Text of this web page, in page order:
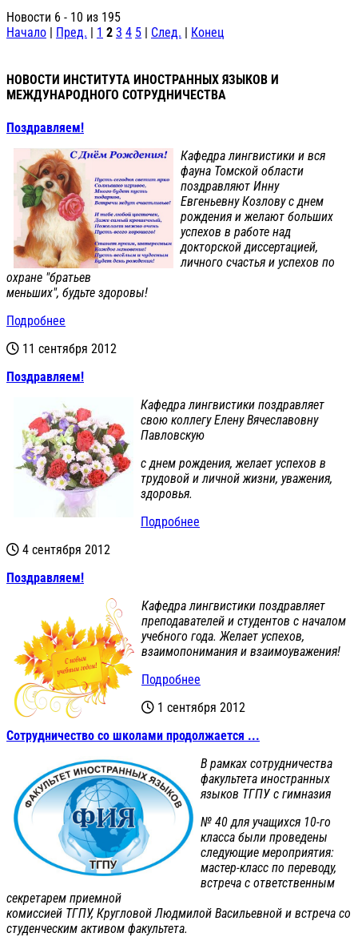
Новости 6 - 10 из 195
Начало | Пред. | 1 2 3 4 5 | След. | Конец
НОВОСТИ ИНСТИТУТА ИНОСТРАННЫХ ЯЗЫКОВ И
МЕЖДУНАРОДНОГО СОТРУДНИЧЕСТВА
Поздравляем!
Кафедра лингвистики и вся
фауна Томской области
поздравляют Инну
Евгеньевну Козлову с днем
рождения и желают больших
успехов в работе над
докторской диссертацией,
личного счастья и успехов по
охране "братьев
меньших", будьте здоровы!
Подробнее
11 сентября 2012
Поздравляем!
Кафедра лингвистики поздравляет
свою коллегу Елену Вячеславовну
Павловскую
с днем рождения, желает успехов в
трудовой и личной жизни, уважения,
здоровья.
Подробнее
4 сентября 2012
Поздравляем!
Кафедра лингвистики поздравляет
преподавателей и студентов с началом
учебного года. Желает успехов,
взаимопонимания и взаимоуважения!
Подробнее
1 сентября 2012
Сотрудничество со школами продолжается ...
В рамках сотрудничества
факультета иностранных
языков ТГПУ с гимназия
№ 40 для учащихся 10-го
класса были проведены
следующие мероприятия:
мастер-класс по переводу,
встреча с ответственным
секретарем приемной
комиссией ТГПУ, Кругловой Людмилой Васильевной и встреча со
студенческим активом факультета.